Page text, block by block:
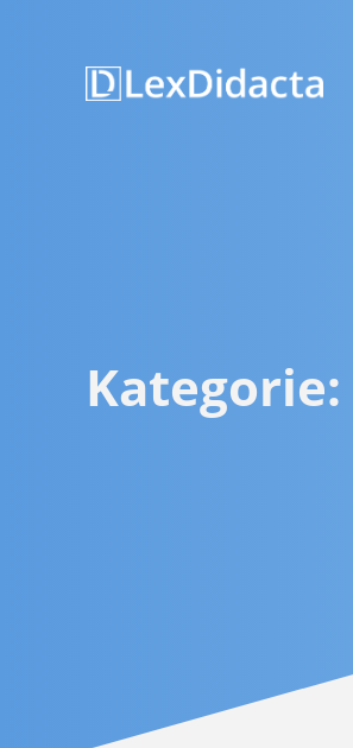
Kategorie: